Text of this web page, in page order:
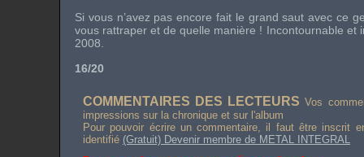
Si vous n’avez pas encore fait le grand saut avec ce
vous rattraper et de quelle manière ! Incontournable et
2008.
16/20
COMMENTAIRES DES LECTEURS Vos
impressions sur la chronique et sur l'album
Pour pouvoir écrire un commentaire, il faut être inscrit
identifié (Gratuit) Devenir membre de METAL INTEGRAL